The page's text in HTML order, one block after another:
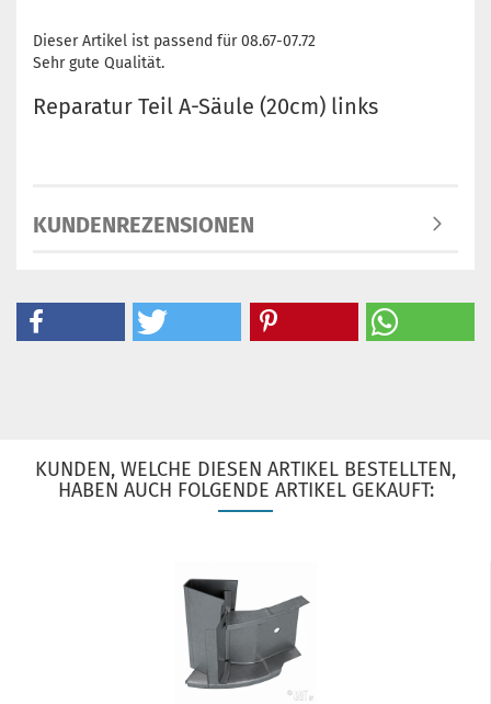
Dieser Artikel ist passend für 08.67-07.72
Sehr gute Qualität.
Reparatur Teil A-Säule (20cm) links
KUNDENREZENSIONEN
KUNDEN, WELCHE DIESEN ARTIKEL BESTELLTEN,
HABEN AUCH FOLGENDE ARTIKEL GEKAUFT: